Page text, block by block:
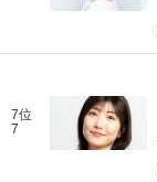
7位
7